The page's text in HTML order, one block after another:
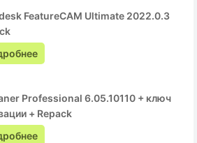
FeatureCAM Ultimate 2022.0.3
Professional 6.05.10110 + ключ
+ Repack